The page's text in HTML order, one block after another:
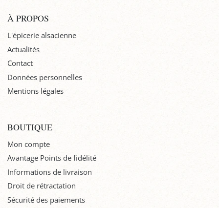
À PROPOS
L'épicerie alsacienne
Actualités
Contact
Données personnelles
Mentions légales
BOUTIQUE
Mon compte
Avantage Points de fidélité
Informations de livraison
Droit de rétractation
Sécurité des paiements